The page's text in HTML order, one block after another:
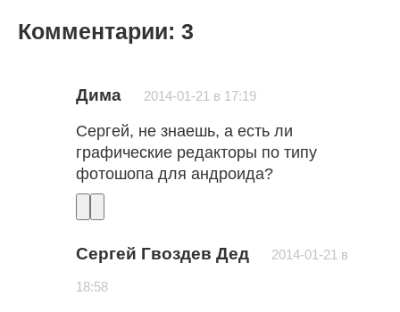
Комментарии: 3
Дима 2014-01-21 в 17:19
Сергей, не знаешь, а есть ли
графические редакторы по типу
фотошопа для андроида?
Сергей Гвоздев Дед 2014-01-21 в
18:58